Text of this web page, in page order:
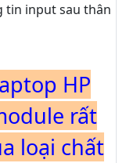
tin input sau thân
HP
rất
loại chất